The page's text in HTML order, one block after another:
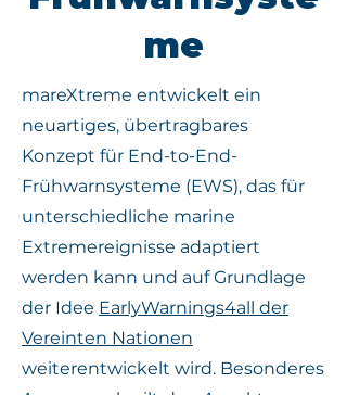
me
mareXtreme entwickelt ein
neuartiges, übertragbares
Konzept für End-to-End-
Frühwarnsysteme (EWS), das für
unterschiedliche marine
Extremereignisse adaptiert
werden kann und auf Grundlage
der Idee EarlyWarnings4all der
Vereinten Nationen
weiterentwickelt wird. Besonderes